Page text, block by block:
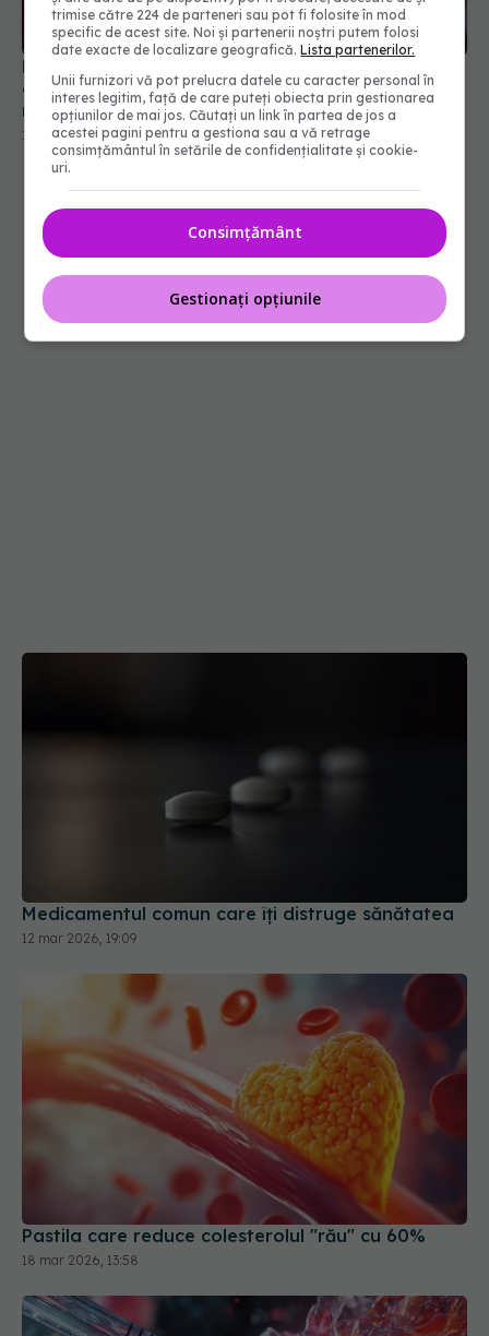
De ce nu trebuie oprit tratamentul pentru
colesterol când analiza iese bună. Explicația unui
medic
13 iul 2026, 18:45
Medicamentul comun care îți distruge sănătatea
12 mar 2026, 19:09
Pastila care reduce colesterolul "rău" cu 60%
18 mar 2026, 13:58
trimise către 224 de parteneri sau pot fi folosite în mod
specific de acest site. Noi și partenerii noștri putem folosi
date exacte de localizare geografică.Lista partenerilor.
Unii furnizori vă pot prelucra datele cu caracter personal în
interes legitim, față de care puteți obiecta prin gestionarea
opțiunilor de mai jos. Căutați un link în partea de jos a
acestei pagini pentru a gestiona sau a vă retrage
consimțământul în setările de confidențialitate și cookie-
uri.
Consimțământ
Gestionați opțiunile